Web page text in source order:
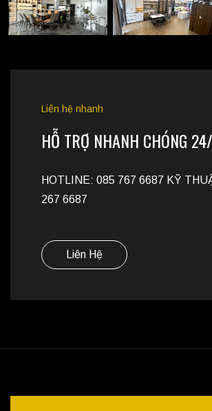
Liên hệ nhanh
HỖ TRỢ NHANH CHÓNG
HOTLINE: 085 767 6687 KỸ
267 6687
Liên Hệ